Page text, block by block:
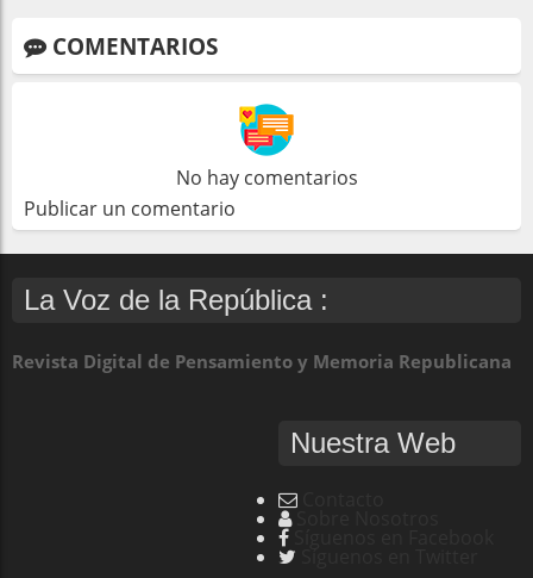
COMENTARIOS
No hay comentarios
Publicar un comentario
La Voz de la República :
Revista Digital de Pensamiento y Memoria Republicana
Nuestra Web